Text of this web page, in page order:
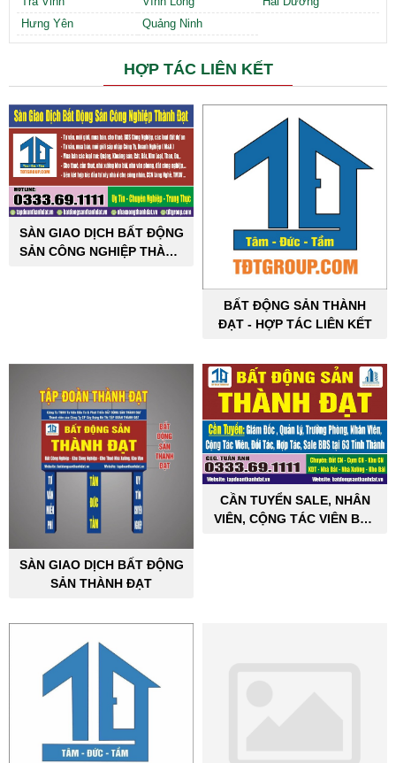
Hưng Yên
Quảng Ninh
HỢP TÁC LIÊN KẾT
SÀN GIAO DỊCH BẤT ĐỘNG
SẢN CÔNG NGHIỆP THÀNH
BẤT ĐỘNG SẢN THÀNH
ĐẠT - HỢP TÁC LIÊN KẾT
SÀN GIAO DỊCH BẤT ĐỘNG
SẢN THÀNH ĐẠT
CẦN TUYỂN SALE, NHÂN
VIÊN, CỘNG TÁC VIÊN BẤT